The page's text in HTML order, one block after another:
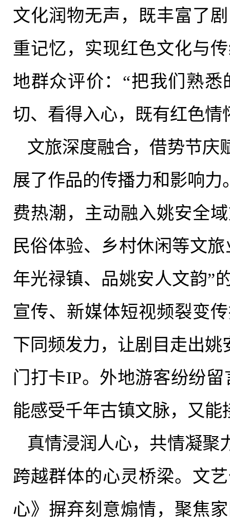
文化润物无声，既丰富了
重记忆，实现红色文化与
地群众评价： “把我们熟悉
切、看得入心，既有红色
文旅深度融合，借势节庆
展了作品的传播力和影响力
费热潮，主动融入姚安全
民俗体验、乡村休闲等文
年光禄镇、品姚安人文韵”
宣传、新媒体短视频裂变
下同频发力，让剧目走出姚
门打卡IP。外地游客纷纷留
能感受千年古镇文脉，又能
真情浸润人心，共情凝聚
跨越群体的心灵桥梁。文
心》摒弃刻意煽情，聚焦